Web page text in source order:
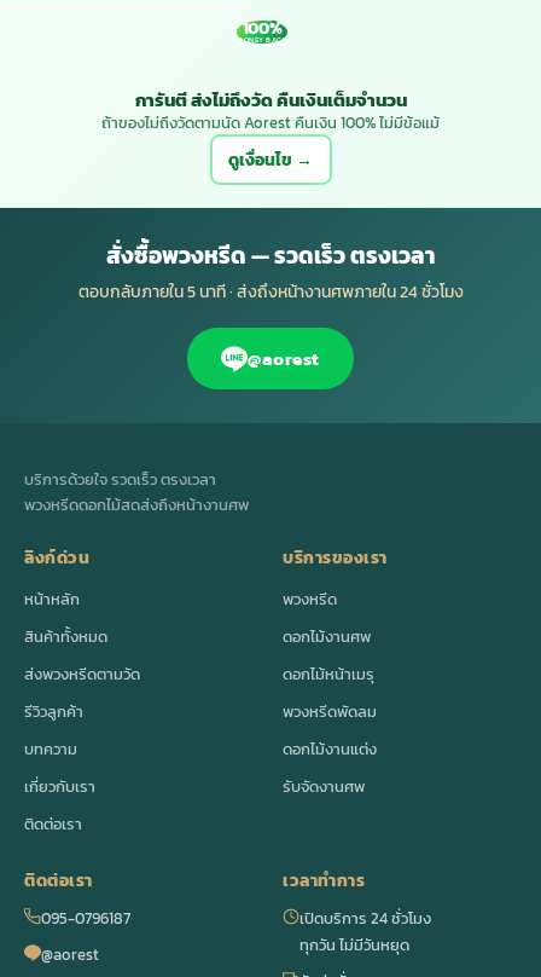
100%
MONEY BACK
การันตี ส่งไม่ถึงวัด คืนเงินเต็มจำนวน
ถ้าของไม่ถึงวัดตามนัด Aorest คืนเงิน 100% ไม่มีข้อแม้
ดูเงื่อนไข →
สั่งซื้อพวงหรีด — รวดเร็ว ตรงเวลา
ตอบกลับภายใน 5 นาที · ส่งถึงหน้างานศพภายใน 24 ชั่วโมง
@aorest
บริการด้วยใจ รวดเร็ว ตรงเวลา
พวงหรีดดอกไม้สดส่งถึงหน้างานศพ
ลิงก์ด่วน
หน้าหลัก
สินค้าทั้งหมด
ส่งพวงหรีดตามวัด
รีวิวลูกค้า
บทความ
เกี่ยวกับเรา
ติดต่อเรา
บริการของเรา
พวงหรีด
ดอกไม้งานศพ
ดอกไม้หน้าเมรุ
พวงหรีดพัดลม
ดอกไม้งานแต่ง
รับจัดงานศพ
ติดต่อเรา
095-0796187
@aorest
เวลาทำการ
เปิดบริการ 24 ชั่วโมง
ทุกวัน ไม่มีวันหยุด